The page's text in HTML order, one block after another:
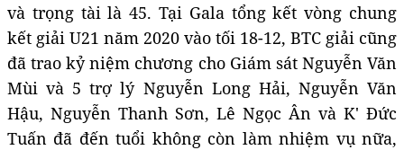
và trọng tài là 45. Tại Gala tổng kết vòng chung
kết giải U21 năm 2020 vào tối 18-12, BTC giải cũng
đã trao kỷ niệm chương cho Giám sát Nguyễn Văn
Mùi và 5 trợ lý Nguyễn Long Hải, Nguyễn Văn
Hậu, Nguyễn Thanh Sơn, Lê Ngọc Ân và K' Đức
Tuấn đã đến tuổi không còn làm nhiệm vụ nữa,